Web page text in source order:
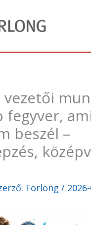
vezetői
fegyver,
beszél –
Forlong /